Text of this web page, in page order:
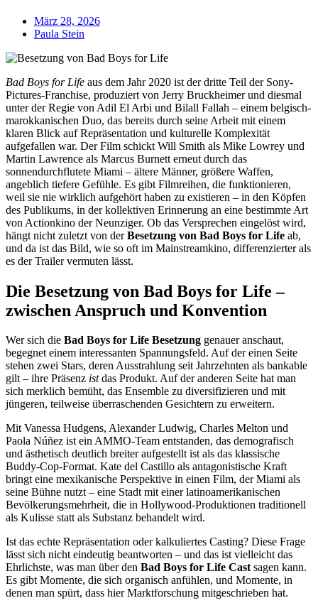
März 28, 2026
Paula Stein
Bad Boys for Life aus dem Jahr 2020 ist der dritte Teil der Sony-
Pictures-Franchise, produziert von Jerry Bruckheimer und diesmal
unter der Regie von Adil El Arbi und Bilall Fallah – einem belgisch-
marokkanischen Duo, das bereits durch seine Arbeit mit einem
klaren Blick auf Repräsentation und kulturelle Komplexität
aufgefallen war. Der Film schickt Will Smith als Mike Lowrey und
Martin Lawrence als Marcus Burnett erneut durch das
sonnendurchflutete Miami – ältere Männer, größere Waffen,
angeblich tiefere Gefühle. Es gibt Filmreihen, die funktionieren,
weil sie nie wirklich aufgehört haben zu existieren – in den Köpfen
des Publikums, in der kollektiven Erinnerung an eine bestimmte Art
von Actionkino der Neunziger. Ob das Versprechen eingelöst wird,
hängt nicht zuletzt von derBesetzung von Bad Boys for Life ab,
und da ist das Bild, wie so oft im Mainstreamkino, differenzierter als
es der Trailer vermuten lässt.
Die Besetzung von Bad Boys for Life –
zwischen Anspruch und Konvention
Wer sich die Bad Boys for Life Besetzung genauer anschaut,
begegnet einem interessanten Spannungsfeld. Auf der einen Seite
stehen zwei Stars, deren Ausstrahlung seit Jahrzehnten als bankable
gilt – ihre Präsenz istdas Produkt. Auf der anderen Seite hat man
sich merklich bemüht, das Ensemble zu diversifizieren und mit
jüngeren, teilweise überraschenden Gesichtern zu erweitern.
Mit Vanessa Hudgens, Alexander Ludwig, Charles Melton und
Paola Núñez ist ein AMMO-Team entstanden, das demografisch
und ästhetisch deutlich breiter aufgestellt ist als das klassische
Buddy-Cop-Format. Kate del Castillo als antagonistische Kraft
bringt eine mexikanische Perspektive in einen Film, der Miami als
seine Bühne nutzt – eine Stadt mit einer latinoamerikanischen
Bevölkerungsmehrheit, die in Hollywood-Produktionen traditionell
als Kulisse statt als Substanz behandelt wird.
Ist das echte Repräsentation oder kalkuliertes Casting? Diese Frage
lässt sich nicht eindeutig beantworten – und das ist vielleicht das
Ehrlichste, was man über den Bad Boys for Life Castsagen kann.
Es gibt Momente, die sich organisch anfühlen, und Momente, in
denen man spürt, dass hier Marktforschung mitgeschrieben hat.